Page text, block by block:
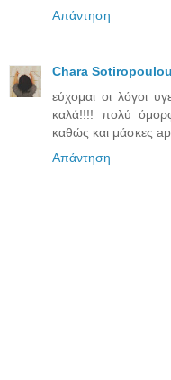
Απάντηση
Chara Sotiropoulou
εύχομαι οι λόγοι
καλά!!!! πολύ
καθώς και μάσκες
Απάντηση